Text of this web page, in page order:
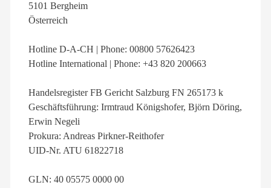
5101 Bergheim
Österreich
Hotline D-A-CH | Phone: 00800 57626423
Hotline International | Phone: +43 820 200663
Handelsregister FB Gericht Salzburg FN 265173 k
Geschäftsführung: Irmtraud Königshofer, Björn Döring,
Erwin Negeli
Prokura: Andreas Pirkner-Reithofer
UID-Nr. ATU 61822718
GLN: 40 05575 0000 00